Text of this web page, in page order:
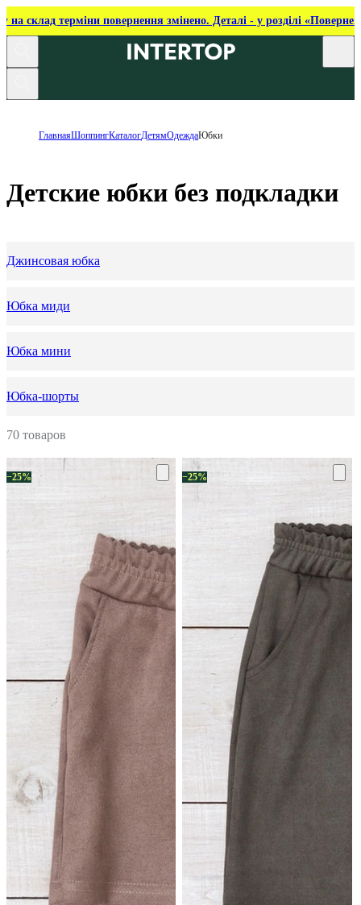
на склад терміни повернення змінено. Деталі - у розділі
ГлавнаяШоппингКаталогДетямОдеждаЮбки
Детские юбки без подкладки
Джинсовая юбка
Юбка миди
Юбка мини
Юбка-шорты
70 товаров
−25% −25%